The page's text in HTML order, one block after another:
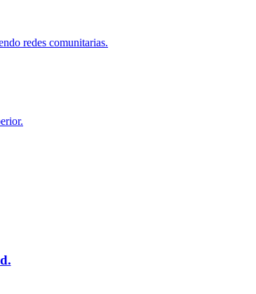
redes comunitarias.